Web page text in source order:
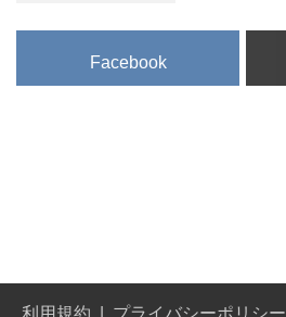
Facebook